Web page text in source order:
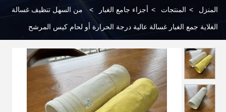
المنزل > المنتجات > أجزاء جامع الغبار > من السهل تنظيف غسالة
الغلاية جمع الغبار غسالة عالية درجة الحرارة أو لحام كيس المرشح